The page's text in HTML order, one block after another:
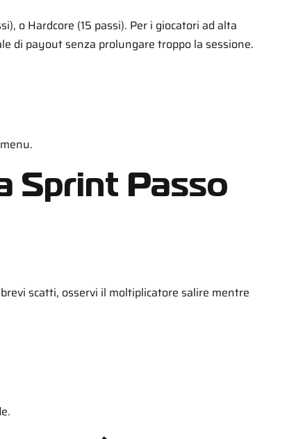
o Hardcore (15 passi). Per i giocatori ad alta
di payout senza prolungare troppo la sessione.
Sprint Passo
scatti, osservi il moltiplicatore salire mentre